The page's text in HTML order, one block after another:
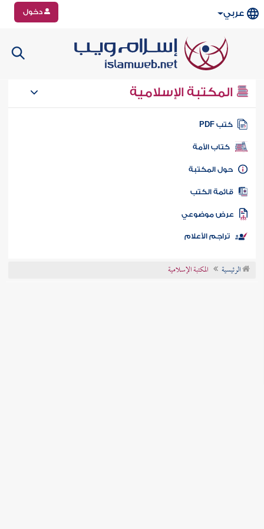
عربي دخول
المكتبة الإسلامية
كتب PDF
كتاب الأمة
المكتبة
الكتب
موضوعي
تراجم الأعلام
الرئيسية المكتبة الإسلامية